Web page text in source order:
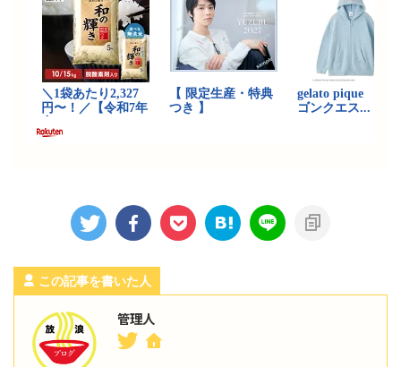
この記事を書いた人
管理人